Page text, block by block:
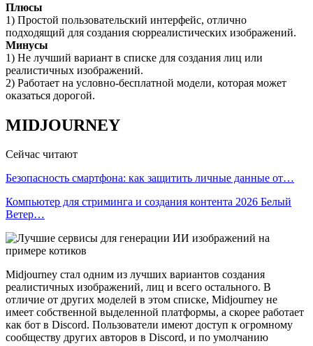
Плюсы
1) Простой пользовательский интерфейс, отлично
подходящий для создания сюрреалистических изображений.
Минусы
1) Не лучший вариант в списке для создания лиц или
реалистичных изображений.
2) Работает на условно-бесплатной модели, которая может
оказаться дорогой.
MIDJOURNEY
Сейчас читают
Безопасность смартфона: как защитить личные данные от…
Компьютер для стриминга и создания контента 2026 Белый
Ветер…
Midjourney стал одним из лучших вариантов создания
реалистичных изображений, лиц и всего остального. В
отличие от других моделей в этом списке, Midjourney не
имеет собственной выделенной платформы, а скорее работает
как бот в Discord. Пользователи имеют доступ к огромному
сообществу других авторов в Discord, и по умолчанию